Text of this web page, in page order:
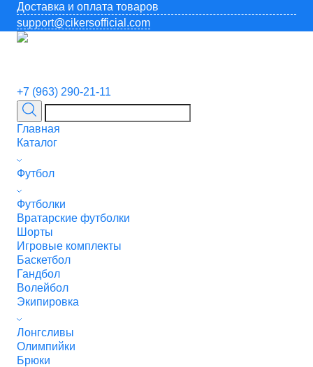
Доставка и оплата товаров
support@cikersofficial.com
+7 (963) 290-21-11
Главная
Каталог
Футбол
Футболки
Вратарские футболки
Шорты
Игровые комплекты
Баскетбол
Гандбол
Волейбол
Экипировка
Лонгсливы
Олимпийки
Брюки